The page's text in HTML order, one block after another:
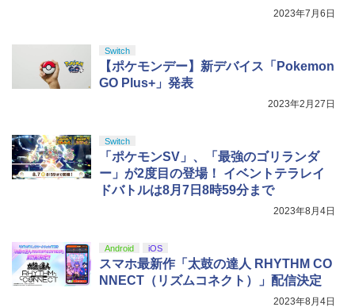
2023年7月6日
Switch
【ポケモンデー】新デバイス「Pokemon
GO Plus+」発表
2023年2月27日
Switch
「ポケモンSV」、「最強のゴリランダ
ー」が2度目の登場！ イベントテラレイ
ドバトルは8月7日8時59分まで
2023年8月4日
Android iOS
スマホ最新作「太鼓の達人 RHYTHM CO
NNECT（リズムコネクト）」配信決定
2023年8月4日